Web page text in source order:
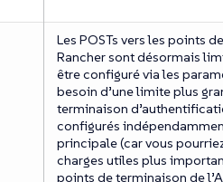
Les POSTs vers les points
Rancher sont désormais
être configuré via les
besoin d’une limite plus
terminaison
configurés
principale (car vous
charges utiles plus
points de terminaison de